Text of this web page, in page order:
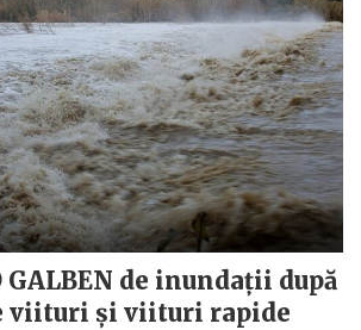
GALBEN de inundații după
viituri și viituri rapide